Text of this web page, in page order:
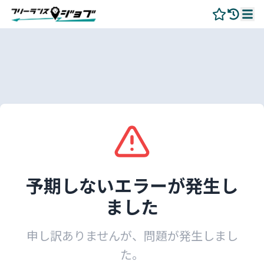
予期しないエラーが発生し
ました
申し訳ありませんが、問題が発生しまし
た。